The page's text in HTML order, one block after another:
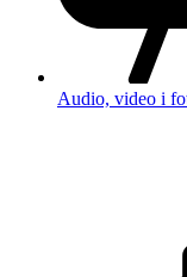
Audio, video i